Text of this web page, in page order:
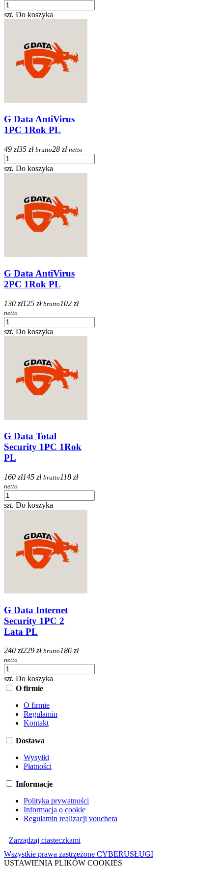
szt. Do koszyka
G Data AntiVirus
1PC 1Rok PL
49 zł35 zł brutto28 zł netto
szt. Do koszyka
G Data AntiVirus
2PC 1Rok PL
130 zł125 zł brutto 102 zł
netto
szt. Do koszyka
G Data Total
Security 1PC 1Rok
PL
160 zł145 zł brutto 118 zł
netto
szt. Do koszyka
G Data Internet
Security 1PC 2
Lata PL
240 zł229 zł brutto186 zł
netto
szt. Do koszyka
O firmie
O firmie
Regulamin
Kontakt
Dostawa
Wysyłki
Płatności
Informacje
Polityka prywatności
Informacja o cookie
Regulamin realizacji vouchera
Zarządzaj ciasteczkami
Wszystkie prawa zastrzeżone CYBERUSŁUGI
USTAWIENIA PLIKÓW COOKIES